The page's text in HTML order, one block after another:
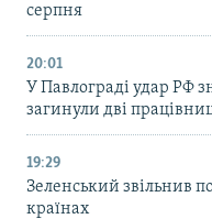
серпня
20:01
У Павлограді удар РФ
загинули дві
19:29
Зеленський звільнив
країнах